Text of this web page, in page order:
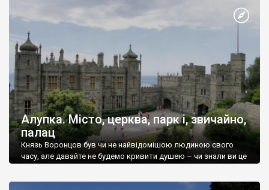
Алупка. Місто, церква, парк і, звичайно,
палац
Князь Воронцов був чи не найвідомішою людиною свого
часу, але давайте не будемо кривити душею – чи знали ви це